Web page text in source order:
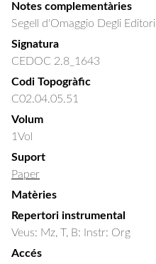
Notes complementàries
Segell d'Omaggio Degli Editori
Signatura
CEDOC 2.8_1643
Codi Topogràfic
C02.04.05.51
Volum
1Vol
Suport
Paper
Matèries
Repertori instrumental
Veus: Mz, T, B: Instr: Org
Accés